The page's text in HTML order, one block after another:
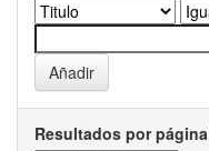
Resultados por página